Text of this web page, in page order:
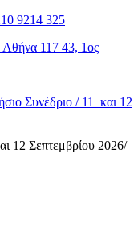
9214 325
Αθήνα 117 43, 1ος
Συνέδριο / 11 και 12
12 Σεπτεμβρίου 2026/